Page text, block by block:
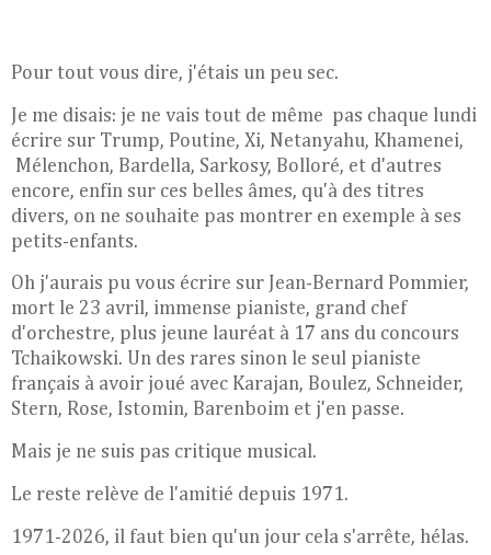
Pour tout vous dire, j'étais un peu sec.
Je me disais: je ne vais tout de même pas chaque lundi
écrire sur Trump, Poutine, Xi, Netanyahu, Khamenei,
Mélenchon, Bardella, Sarkosy, Bolloré, et d'autres
encore, enfin sur ces belles âmes, qu'à des titres
divers, on ne souhaite pas montrer en exemple à ses
petits-enfants.
Oh j'aurais pu vous écrire sur Jean-Bernard Pommier,
mort le 23 avril, immense pianiste, grand chef
d'orchestre, plus jeune lauréat à 17 ans du concours
Tchaikowski. Un des rares sinon le seul pianiste
français à avoir joué avec Karajan, Boulez, Schneider,
Stern, Rose, Istomin, Barenboim et j'en passe.
Mais je ne suis pas critique musical.
Le reste relève de l'amitié depuis 1971.
1971-2026, il faut bien qu'un jour cela s'arrête, hélas.